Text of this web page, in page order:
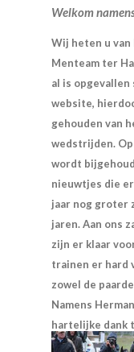
Welkom
Wij heten u van
Menteam ter
al is
website,
gehouden van
wedstrijden.
wordt
nieuwtjes die
jaar nog groter
jaren. Aan ons
zijn er klaar
trainen er hard
zowel de
Namens
hartelijke dank
mogelijk te